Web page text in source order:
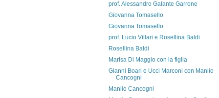
prof. Alessandro Galante Garrone
Giovanna Tomasello
Giovanna Tomasello
prof. Lucio Villari e Rosellina Baldi
Rosellina Baldi
Marisa Di Maggio con la figlia
Gianni Boari e Ucci Marconi con Manlio
Cancogni
Manlio Cancogni